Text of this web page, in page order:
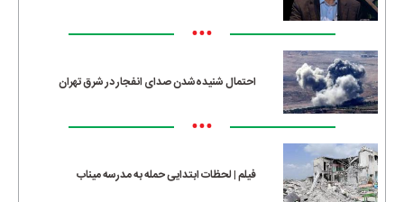
•••
احتمال شنیده‌شدن صدای انفجار در شرق تهران
•••
فیلم | لحظات ابتدایی حمله به مدرسه میناب